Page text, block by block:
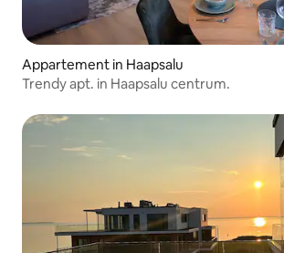
Appartement in Haapsalu
Trendy apt. in Haapsalu centrum.